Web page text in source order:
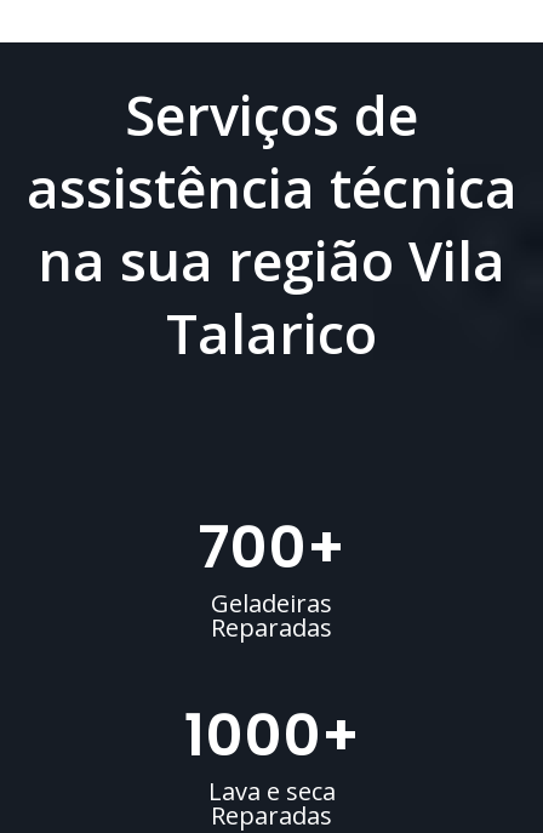
Serviços de
assistência técnica
na sua região Vila
Talarico
700+
Geladeiras
Reparadas
1000+
Lava e seca
Reparadas